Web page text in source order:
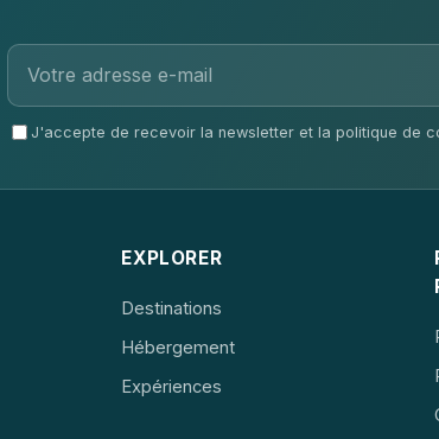
J'accepte de recevoir la newsletter et la politique de
EXPLORER
Destinations
Hébergement
Expériences